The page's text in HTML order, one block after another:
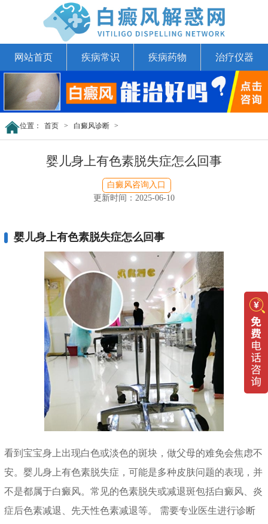
网站首页 疾病常识 疾病药物 治疗仪器
位置： 首页 > 白癜风诊断 >
婴儿身上有色素脱失症怎么回事
白癜风咨询入口
更新时间：2025-06-10
婴儿身上有色素脱失症怎么回事
看到宝宝身上出现白色或淡色的斑块，做父母的难免会焦虑不
安。婴儿身上有色素脱失症，可能是多种皮肤问题的表现，并
不是都属于白癜风。常见的色素脱失或减退斑包括白癜风、炎
症后色素减退、先天性色素减退等。 需要专业医生进行诊断